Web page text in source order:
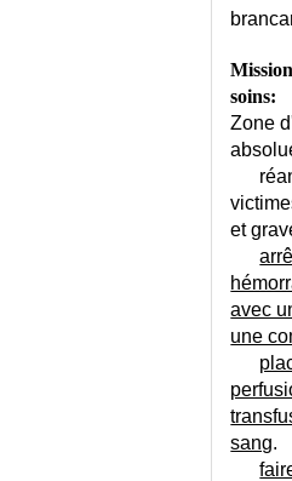
CONTRACEPTION
CONTRACEPTION PAR
STERILET - CONSEILS
CONTRACEPTION POUR
CONTRACTURE DES
CONTRACTURES
CONVERGENCE OCULAIRE
CONVERSION
CONVULSIONS DE
CONVULSIONS DE
CONVULSIONS FEBRILES -
soins:
Zone
et
avec
une
sang.